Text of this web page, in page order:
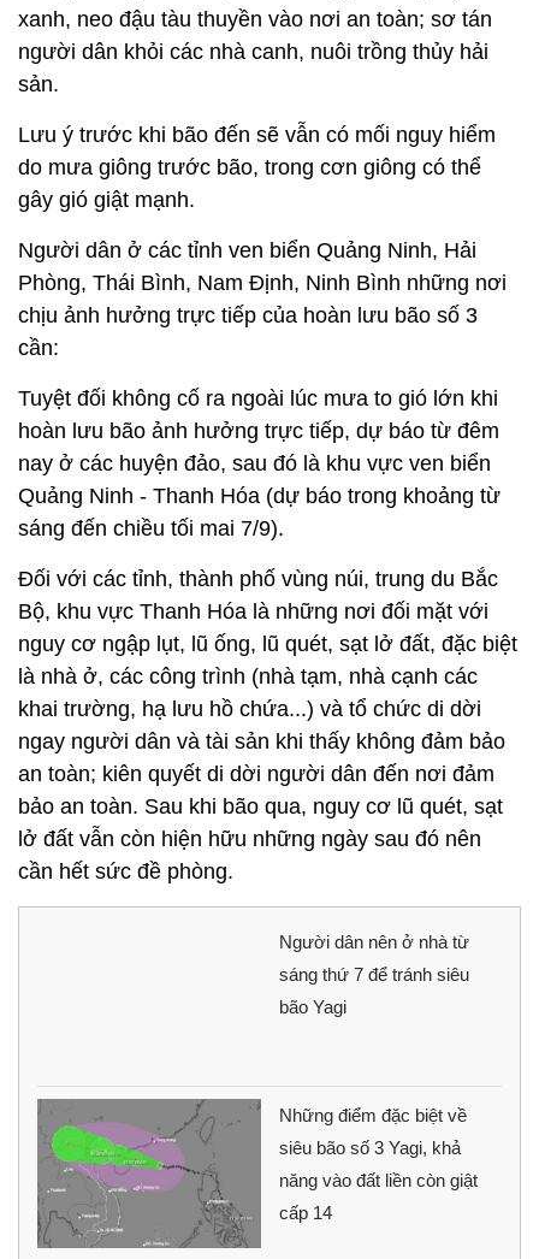
xanh, neo đậu tàu thuyền vào nơi an toàn; sơ tán
người dân khỏi các nhà canh, nuôi trồng thủy hải
sản.
Lưu ý trước khi bão đến sẽ vẫn có mối nguy hiểm
do mưa giông trước bão, trong cơn giông có thể
gây gió giật mạnh.
Người dân ở các tỉnh ven biển Quảng Ninh, Hải
Phòng, Thái Bình, Nam Định, Ninh Bình những nơi
chịu ảnh hưởng trực tiếp của hoàn lưu bão số 3
cần:
Tuyệt đối không cố ra ngoài lúc mưa to gió lớn khi
hoàn lưu bão ảnh hưởng trực tiếp, dự báo từ đêm
nay ở các huyện đảo, sau đó là khu vực ven biển
Quảng Ninh - Thanh Hóa (dự báo trong khoảng từ
sáng đến chiều tối mai 7/9).
Đối với các tỉnh, thành phố vùng núi, trung du Bắc
Bộ, khu vực Thanh Hóa là những nơi đối mặt với
nguy cơ ngập lụt, lũ ống, lũ quét, sạt lở đất, đặc biệt
là nhà ở, các công trình (nhà tạm, nhà cạnh các
khai trường, hạ lưu hồ chứa...) và tổ chức di dời
ngay người dân và tài sản khi thấy không đảm bảo
an toàn; kiên quyết di dời người dân đến nơi đảm
bảo an toàn. Sau khi bão qua, nguy cơ lũ quét, sạt
lở đất vẫn còn hiện hữu những ngày sau đó nên
cần hết sức đề phòng.
Người dân nên ở nhà từ
sáng thứ 7 để tránh siêu
bão Yagi
Những điểm đặc biệt về
siêu bão số 3 Yagi, khả
năng vào đất liền còn giật
cấp 14